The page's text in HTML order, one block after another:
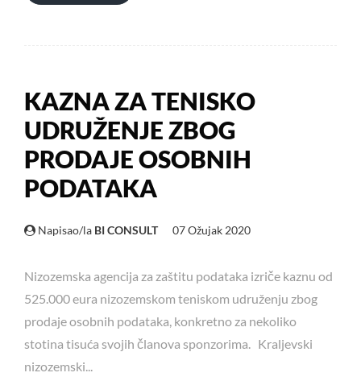
KAZNA ZA TENISKO
UDRUŽENJE ZBOG
PRODAJE OSOBNIH
PODATAKA
Napisao/la BI CONSULT 07 Ožujak 2020
Nizozemska agencija za zaštitu podataka izriče kaznu od
525.000 eura nizozemskom teniskom udruženju zbog
prodaje osobnih podataka, konkretno za nekoliko
stotina tisuća svojih članova sponzorima. Kraljevski
nizozemski...